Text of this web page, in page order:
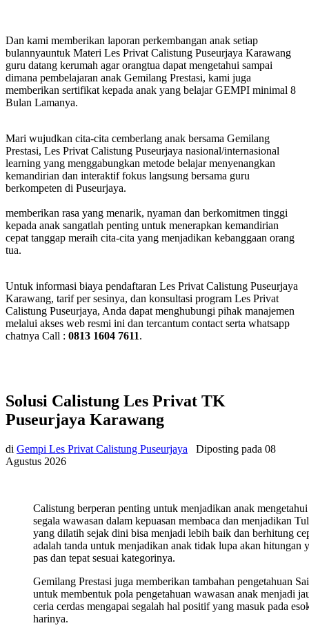
Dan kami memberikan laporan perkembangan anak setiap
bulannyauntuk Materi Les Privat Calistung Puseurjaya Karawang
guru datang kerumah agar orangtua dapat mengetahui sampai
dimana pembelajaran anak Gemilang Prestasi, kami juga
memberikan sertifikat kepada anak yang belajar GEMPI minimal 8
Bulan Lamanya.
Mari wujudkan cita-cita cemberlang anak bersama Gemilang
Prestasi, Les Privat Calistung Puseurjaya nasional/internasional
learning yang menggabungkan metode belajar menyenangkan
kemandirian dan interaktif fokus langsung bersama guru
berkompeten di Puseurjaya.
memberikan rasa yang menarik, nyaman dan berkomitmen tinggi
kepada anak sangatlah penting untuk menerapkan kemandirian
cepat tanggap meraih cita-cita yang menjadikan kebanggaan orang
tua.
Untuk informasi biaya pendaftaran Les Privat Calistung Puseurjaya
Karawang, tarif per sesinya, dan konsultasi program Les Privat
Calistung Puseurjaya, Anda dapat menghubungi pihak manajemen
melalui akses web resmi ini dan tercantum contact serta whatsapp
chatnya Call : 0813 1604 7611.
Solusi Calistung Les Privat TK
Puseurjaya Karawang
di Gempi Les Privat Calistung Puseurjaya Diposting pada 08
Agustus 2026
Calistung berperan penting untuk menjadikan anak mengetahui
segala wawasan dalam kepuasan membaca dan menjadikan
yang dilatih sejak dini bisa menjadi lebih baik dan berhitung
adalah tanda untuk menjadikan anak tidak lupa akan hitungan
pas dan tepat sesuai kategorinya.
Gemilang Prestasi juga memberikan tambahan pengetahuan
untuk membentuk pola pengetahuan wawasan anak menjadi
ceria cerdas mengapai segalah hal positif yang masuk pada
harinya.